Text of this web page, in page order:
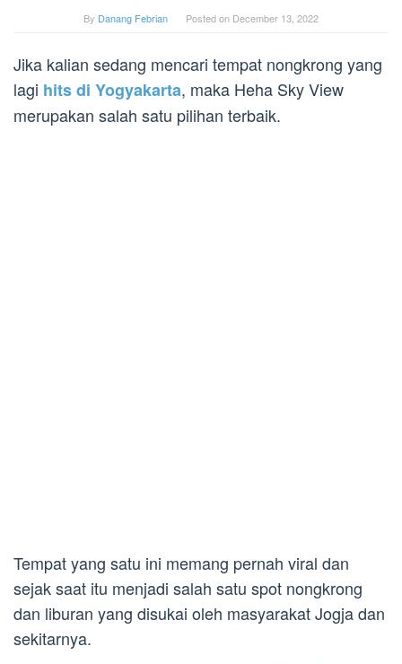
By Danang Febrian Posted on December 13, 2022
Jika kalian sedang mencari tempat nongkrong yang
lagi hits di Yogyakarta, maka Heha Sky View
merupakan salah satu pilihan terbaik.
Tempat yang satu ini memang pernah viral dan
sejak saat itu menjadi salah satu spot nongkrong
dan liburan yang disukai oleh masyarakat Jogja dan
sekitarnya.